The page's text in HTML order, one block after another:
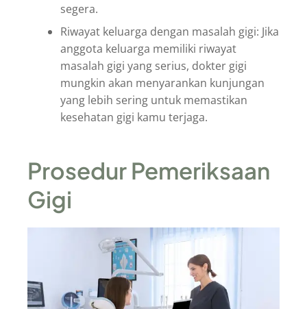
segera.
Riwayat keluarga dengan masalah gigi: Jika
anggota keluarga memiliki riwayat
masalah gigi yang serius, dokter gigi
mungkin akan menyarankan kunjungan
yang lebih sering untuk memastikan
kesehatan gigi kamu terjaga.
Prosedur Pemeriksaan
Gigi